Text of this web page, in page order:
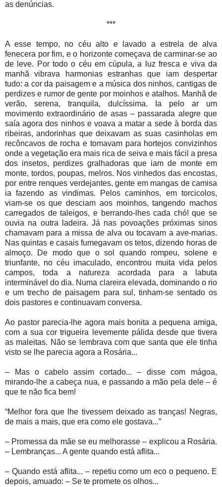
as denúncias.
***
A esse tempo, no céu alto e lavado a estrela de alva
fenecera por fim, e o horizonte começava de carminar-se ao
de leve. Por todo o céu em cúpula, a luz fresca e viva da
manhã vibrava harmonias estranhas que iam despertar
tudo: a cor da paisagem e a música dos ninhos, cantigas de
perdizes e rumor de gente por moinhos e atalhos. Manhã de
verão, serena, tranquila, dulcíssima. Ia pelo ar um
movimento extraordinário de asas – passarada alegre que
saía agora dos ninhos e voava a matar a sede à borda das
ribeiras, andorinhas que deixavam as suas casinholas em
recôncavos de rocha e tomavam para hortejos convizinhos
onde a vegetação era mais rica de seiva e mais fácil a presa
dos insetos, perdizes gralhadoras que iam de monte em
monte, tordos, poupas, melros. Nos vinhedos das encostas,
por entre renques verdejantes, gente em mangas de camisa
ia fazendo as vindimas. Pelos caminhos, em torcicolos,
viam-se os que desciam aos moinhos, tangendo machos
carregados de taleigos, e berrando-lhes cada chó! que se
ouvia na outra ladeira. Já nas povoações próximas sinos
chamavam para a missa de alva ou tocavam a ave-marias.
Nas quintas e casais fumegavam os tetos, dizendo horas de
almoço. De modo que o sol quando rompeu, solene e
triunfante, no céu imaculado, encontrou muita vida pelos
campos, toda a natureza acordada para a labuta
interminável do dia. Numa clareira elevada, dominando o rio
e um trecho de paisagem para sul, tinham-se sentado os
dois pastores e continuavam conversa.
Ao pastor parecia-lhe agora mais bonita a pequena amiga,
com a sua cor trigueira levemente pálida desde que tivera
as maleitas. Não se lembrava com que santa que ele tinha
visto se lhe parecia agora a Rosária...
– Mas o cabelo assim cortado... – disse com mágoa,
mirando-lhe a cabeça nua, e passando a mão pela dele – é
que te não fica bem!
“Melhor fora que lhe tivessem deixado as tranças! Negras,
de mais a mais, que era como ele gostava...”
– Promessa da mãe se eu melhorasse – explicou a Rosária.
– Lembranças... A gente quando está aflita...
– Quando está aflita... – repetiu como um eco o pequeno. E
depois, amuado: – Se te promete os olhos...